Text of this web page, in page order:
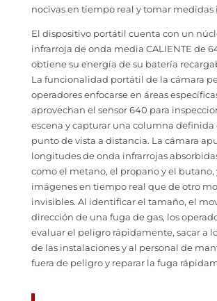
nocivas en tiempo real y tomar medidas
El dispositivo portátil cuenta con un
infrarroja de onda media CALIENTE de
obtiene su energía de su batería
La funcionalidad portátil de la cámara
operadores enfocarse en áreas
aprovechan el sensor 640 para
escena y capturar una columna definida
punto de vista a distancia. La cámara
longitudes de onda infrarrojas
como el metano, el propano y el butano,
imágenes en tiempo real que de otro
invisibles. Al identificar el tamaño, el
dirección de una fuga de gas, los
evaluar el peligro rápidamente, sacar a
de las instalaciones y al personal de
fuera de peligro y reparar la fuga